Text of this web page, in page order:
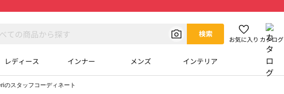
検索
お気に入り カタログ
レディース インナー メンズ インテリア
のスタッフコーディネート